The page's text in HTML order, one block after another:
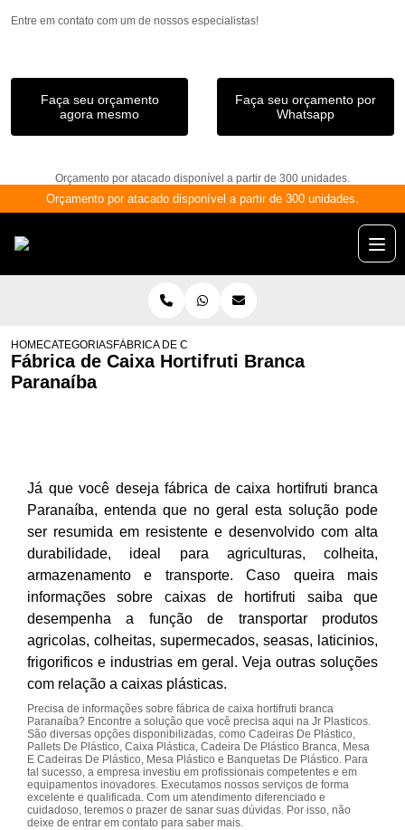
Entre em contato com um de nossos especialistas!
Faça seu orçamento
agora mesmo
Faça seu orçamento por
Whatsapp
Orçamento por atacado disponível a partir de 300 unidades.
Orçamento por atacado disponível a partir de 300 unidades.
HOMECATEGORIASFÁBRICA DE CAIXA HORTIFRUTI BRANCA PARANAÍBA
Fábrica de Caixa Hortifruti Branca
Paranaíba
Já que você deseja fábrica de caixa hortifruti branca
Paranaíba, entenda que no geral esta solução pode
ser resumida em resistente e desenvolvido com alta
durabilidade, ideal para agriculturas, colheita,
armazenamento e transporte. Caso queira mais
informações sobre caixas de hortifruti saiba que
desempenha a função de transportar produtos
agricolas, colheitas, supermecados, seasas, laticinios,
frigorificos e industrias em geral. Veja outras soluções
com relação a caixas plásticas.
Precisa de informações sobre fábrica de caixa hortifruti branca
Paranaíba? Encontre a solução que você precisa aqui na Jr Plasticos.
São diversas opções disponibilizadas, como Cadeiras De Plástico,
Pallets De Plástico, Caixa Plástica, Cadeira De Plástico Branca, Mesa
E Cadeiras De Plástico, Mesa Plástico e Banquetas De Plástico. Para
tal sucesso, a empresa investiu em profissionais competentes e em
equipamentos inovadores. Executamos nossos serviços de forma
excelente e qualificada. Com um atendimento diferenciado e
cuidadoso, teremos o prazer de sanar suas dúvidas. Por isso, não
deixe de entrar em contato para saber mais.